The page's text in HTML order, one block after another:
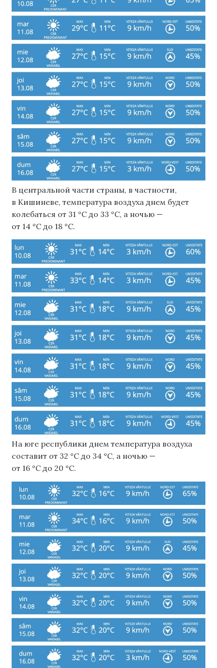
В центральной части страны, в частности,
в Кишиневе, температура воздуха днем ​​будет
колебаться от 31 °C до 33 °C, а ночью —
от 14 °C до 18 °C.
На юге республики днем ​​температура воздуха
составит от 32 °C до 34 °C, а ночью —
от 16 °C до 20 °C.